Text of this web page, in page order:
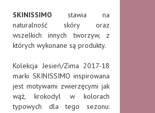
SKINISSIMO stawia na
naturalność skóry oraz
wszelkich innych tworzyw, z
których wykonane są produkty.
Kolekcja Jesień/Zima 2017-18
marki SKINISSIMO inspirowana
jest motywami zwierzęcymi jak
wąż, krokodyl w kolorach
typowych dla tego sezonu: